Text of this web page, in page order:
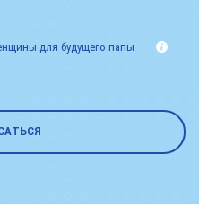
для будущего папы